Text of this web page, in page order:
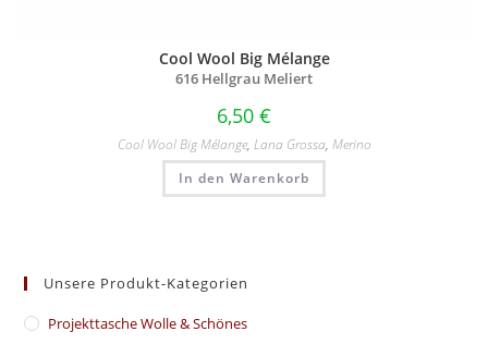
Cool Wool Big Mélange
616 Hellgrau Meliert
6,50 €
Cool Wool Big Mélange, Lana Grossa, Merino
In den Warenkorb
Unsere Produkt-Kategorien
​Projekttasche Wolle & Schönes